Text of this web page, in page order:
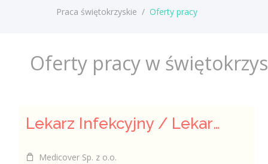
Praca świętokrzyskie / Oferty pracy
Oferty pracy w
Lekarz Infekcyjny / Lekarka Infekcyjna
Medicover Sp. z o.o.